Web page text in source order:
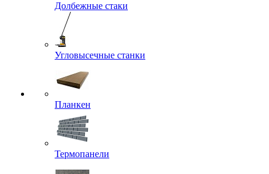
Долбежные стаки
Угловысечные станки
Планкен
Термопанели